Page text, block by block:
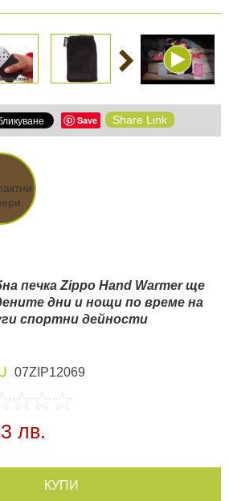
ПРОДУКТИ
и смарт
продукти
печка Zippo Hand Warmer ще
дни и нощи по време на
спортни дейности
Save Share Link
07ZIP12069
лв.
КУПИ